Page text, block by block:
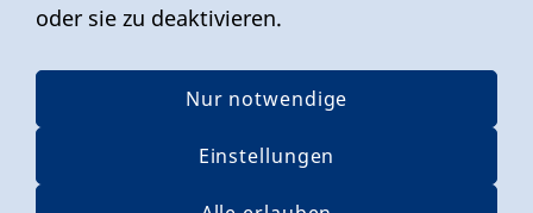
Datenschutzerklärung
oder sie zu deaktivieren.
Nur notwendige
Einstellungen